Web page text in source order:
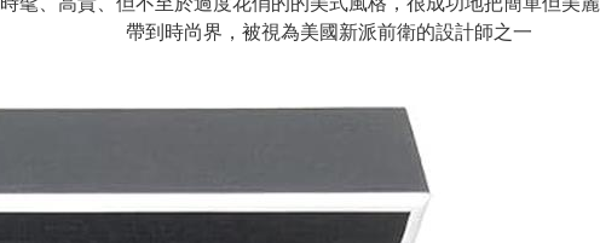
帶到時尚界，被視為美國新派前衛的設計師之一